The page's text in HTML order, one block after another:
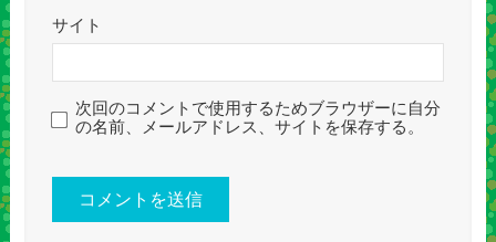
サイト
次回のコメントで使用するためブラウザーに自分
の名前、メールアドレス、サイトを保存する。